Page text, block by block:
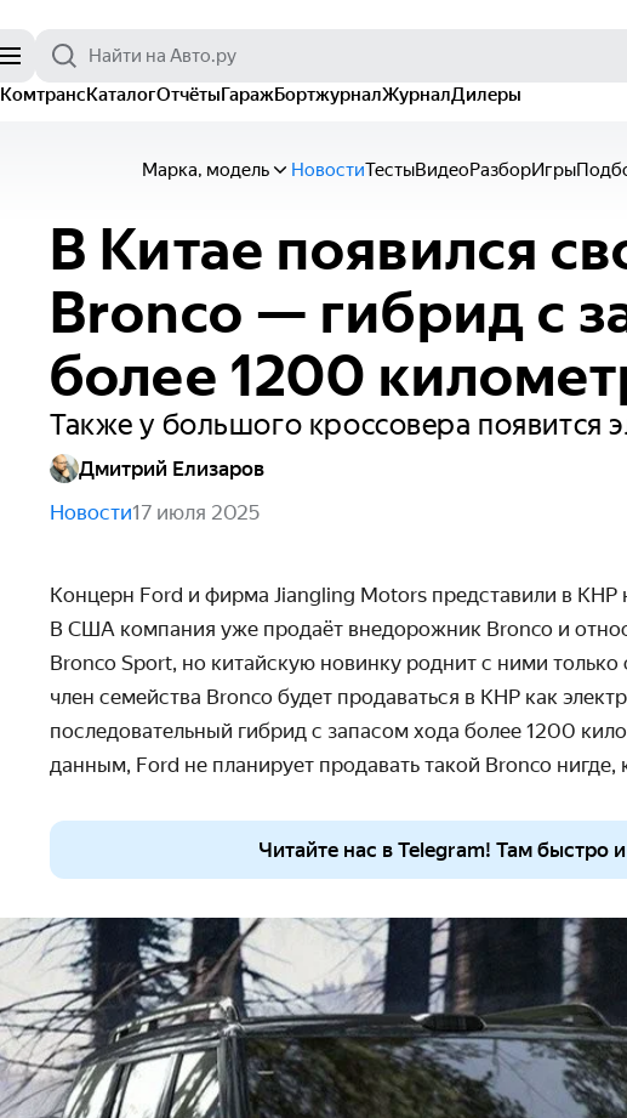
КомтрансКаталогОтчётыГаражБортжурналЖурналДилеры
Марка, модель НовостиТестыВидеоРазборИгры
В Китае появился
Bronco — гибрид с
более 1200
Также у большого кроссовера появится
Дмитрий Елизаров
Новости17 июля 2025
Концерн Ford и фирма Jiangling Motors представили в
В США компания уже продаёт внедорожник Bronco и
Bronco Sport, но китайскую новинку роднит с ними
член семейства Bronco будет продаваться в КНР как
последовательный гибрид с запасом хода более 1200
данным, Ford не планирует продавать такой Bronco нигде,
Читайте нас в Telegram! Там быстро